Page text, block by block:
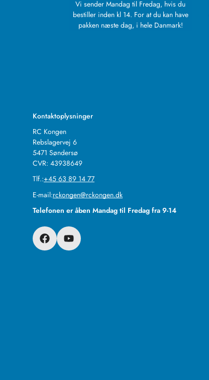
Vi sender Mandag til Fredag, hvis du
bestiller inden kl 14. For at du kan have
pakken næste dag, i hele Danmark!
Kontaktoplysninger
RC Kongen
Rebslagervej 6
5471 Søndersø
CVR: 43938649
Tlf.:+45 63 89 14 77
E-mail:rckongen@rckongen.dk
Telefonen er åben Mandag til Fredag fra 9-14